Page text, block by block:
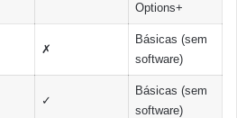
Options+
✗
Básicas (sem
software)
✓
Básicas (sem
software)